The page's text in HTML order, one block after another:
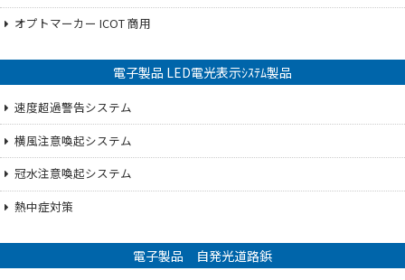
オプトマーカー ICOT 商用
電子製品 LED電光表示ｼｽﾃﾑ製品
速度超過警告システム
横風注意喚起システム
冠水注意喚起システム
熱中症対策
電子製品 自発光道路鋲